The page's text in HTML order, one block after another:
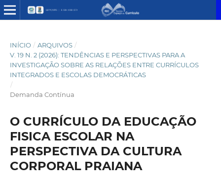
INÍCIO / ARQUIVOS /
V. 19 N. 2 (2026): TENDÊNCIAS E PERSPECTIVAS PARA A
INVESTIGAÇÃO SOBRE AS RELAÇÕES ENTRE CURRÍCULOS
INTEGRADOS E ESCOLAS DEMOCRÁTICAS
/
Demanda Contínua
O CURRÍCULO DA EDUCAÇÃO
FISICA ESCOLAR NA
PERSPECTIVA DA CULTURA
CORPORAL PRAIANA